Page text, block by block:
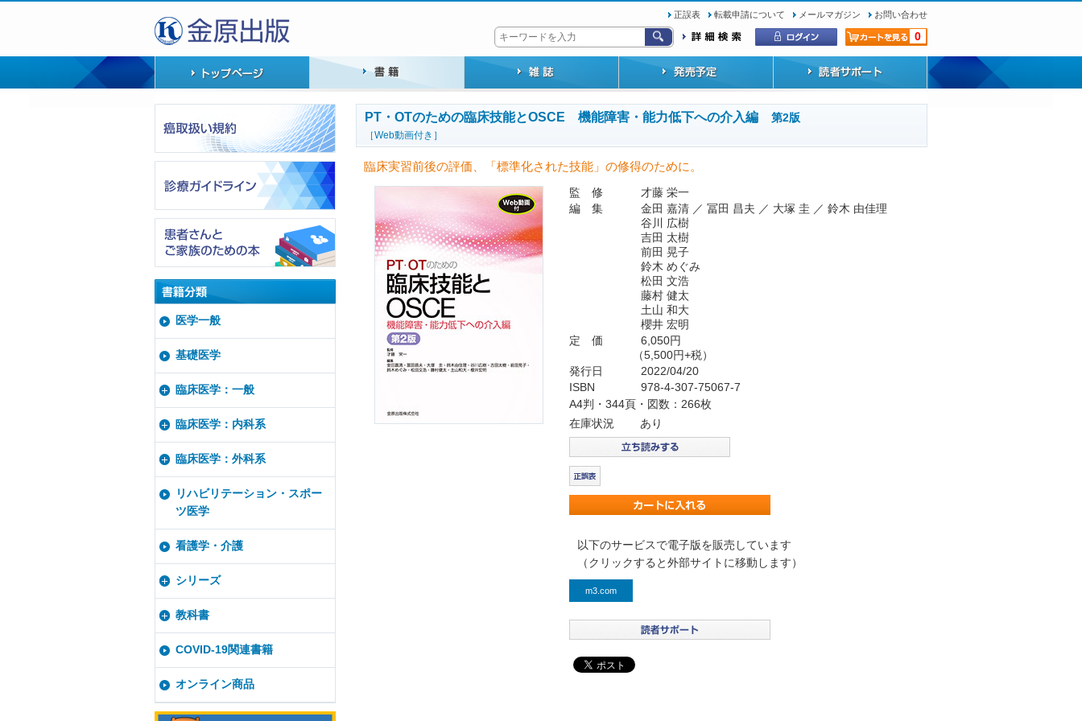
正誤表 転載申請について メールマガジン お問い合わせ
0
PT・OTのための臨床技能とOSCE 機能障害・能力低下への介入編 第2版
［Web動画付き］
臨床実習前後の評価、「標準化された技能」の修得のために。
監 修
才藤 栄一
編 集
金田 嘉清 ／ 冨田 昌夫 ／ 大塚 圭 ／ 鈴木 由佳理
谷川 広樹
吉田 太樹
前田 晃子
鈴木 めぐみ
松田 文浩
藤村 健太
土山 和大
櫻井 宏明
定 価
6,050円
（5,500円+税）
発行日
2022/04/20
ISBN
978-4-307-75067-7
A4判・344頁・図数：266枚
在庫状況
あり
以下のサービスで電子版を販売しています
（クリックすると外部サイトに移動します）
m3.com
医学一般
基礎医学
臨床医学：一般
臨床医学：内科系
臨床医学：外科系
リハビリテーション・スポー
ツ医学
看護学・介護
シリーズ
教科書
COVID-19関連書籍
オンライン商品